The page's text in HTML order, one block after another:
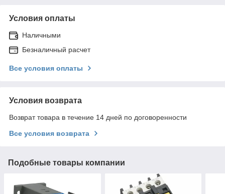
Условия оплаты
Наличными
Безналичный расчет
Все условия оплаты
Условия возврата
Возврат товара в течение 14 дней по договоренности
Все условия возврата
Подобные товары компании